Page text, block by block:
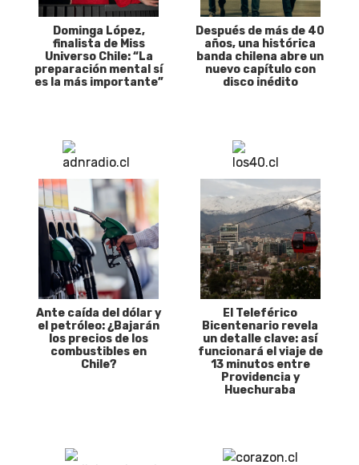
Dominga López,
finalista de Miss
Universo Chile: “La
preparación mental sí
es la más importante”
Después de más de 40
años, una histórica
banda chilena abre un
nuevo capítulo con
disco inédito
Ante caída del dólar y
el petróleo: ¿Bajarán
los precios de los
combustibles en
Chile?
El Teleférico
Bicentenario revela
un detalle clave: así
funcionará el viaje de
13 minutos entre
Providencia y
Huechuraba